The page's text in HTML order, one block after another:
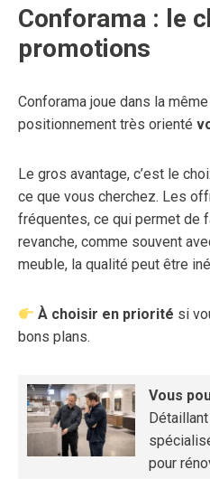
Conforama : le
promotions
Conforama joue dans la
positionnement très orienté
Le gros avantage, c’est le
ce que vous cherchez. Les
fréquentes, ce qui permet de
revanche, comme souvent
meuble, la qualité peut être
À choisir en priorité si
bons plans.
Vous
pour